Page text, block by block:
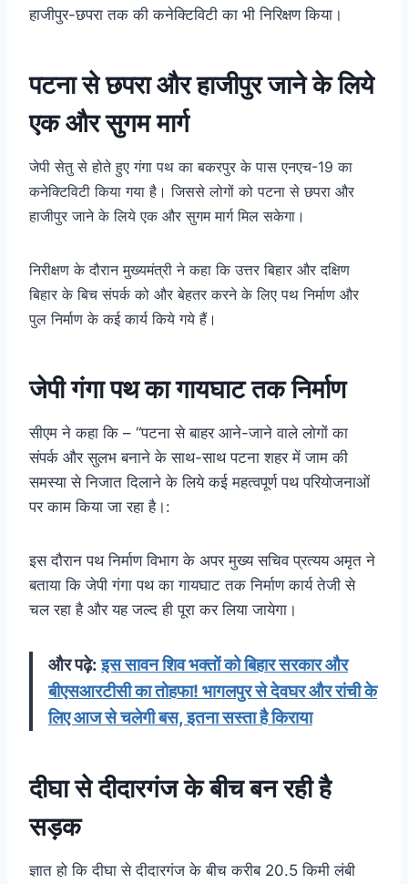
हाजीपुर-छपरा तक की कनेक्टिविटी का भी निरिक्षण किया।
पटना से छपरा और हाजीपुर जाने के लिये
एक और सुगम मार्ग
जेपी सेतु से होते हुए गंगा पथ का बकरपुर के पास एनएच-19 का
कनेक्टिविटी किया गया है। जिससे लोगों को पटना से छपरा और
हाजीपुर जाने के लिये एक और सुगम मार्ग मिल सकेगा।
निरीक्षण के दौरान मुख्यमंत्री ने कहा कि उत्तर बिहार और दक्षिण
बिहार के बिच संपर्क को और बेहतर करने के लिए पथ निर्माण और
पुल निर्माण के कई कार्य किये गये हैं।
जेपी गंगा पथ का गायघाट तक निर्माण
सीएम ने कहा कि – “पटना से बाहर आने-जाने वाले लोगों का
संपर्क और सुलभ बनाने के साथ-साथ पटना शहर में जाम की
समस्या से निजात दिलाने के लिये कई महत्वपूर्ण पथ परियोजनाओं
पर काम किया जा रहा है।:
इस दौरान पथ निर्माण विभाग के अपर मुख्य सचिव प्रत्यय अमृत ने
बताया कि जेपी गंगा पथ का गायघाट तक निर्माण कार्य तेजी से
चल रहा है और यह जल्द ही पूरा कर लिया जायेगा।
और पढ़े:इस सावन शिव भक्तों को बिहार सरकार और
बीएसआरटीसी का तोहफा! भागलपुर से देवघर और रांची के
लिए आज से चलेगी बस, इतना सस्ता है किराया
दीघा से दीदारगंज के बीच बन रही है
सड़क
ज्ञात हो कि दीघा से दीदारगंज के बीच करीब 20.5 किमी लंबी